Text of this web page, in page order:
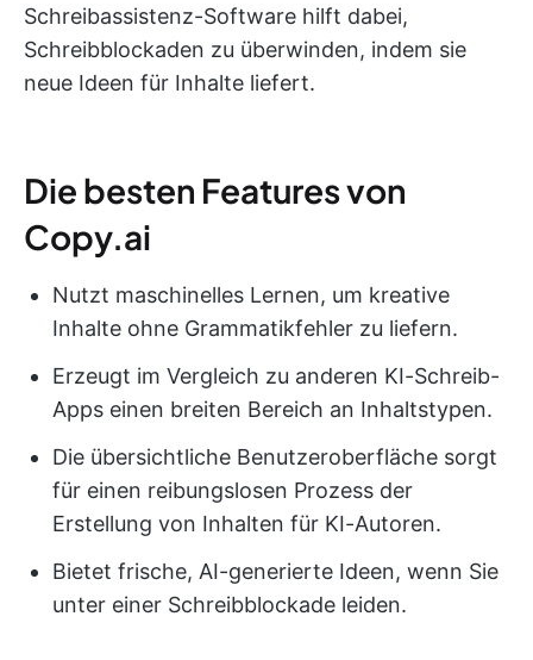
Schreibassistenz-Software hilft dabei,
Schreibblockaden zu überwinden, indem sie
neue Ideen für Inhalte liefert.
Die besten Features von
Copy.ai
Nutzt maschinelles Lernen, um kreative
Inhalte ohne Grammatikfehler zu liefern.
Erzeugt im Vergleich zu anderen KI-Schreib-
Apps einen breiten Bereich an Inhaltstypen.
Die übersichtliche Benutzeroberfläche sorgt
für einen reibungslosen Prozess der
Erstellung von Inhalten für KI-Autoren.
Bietet frische, AI-generierte Ideen, wenn Sie
unter einer Schreibblockade leiden.